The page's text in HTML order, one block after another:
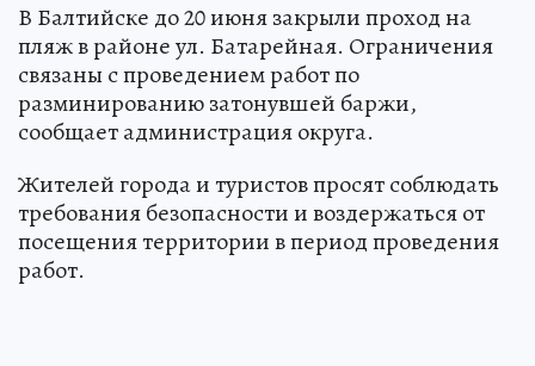
В Балтийске до 20 июня закрыли проход на
пляж в районе ул. Батарейная. Ограничения
связаны с проведением работ по
разминированию затонувшей баржи,
сообщает администрация округа.
Жителей города и туристов просят соблюдать
требования безопасности и воздержаться от
посещения территории в период проведения
работ.